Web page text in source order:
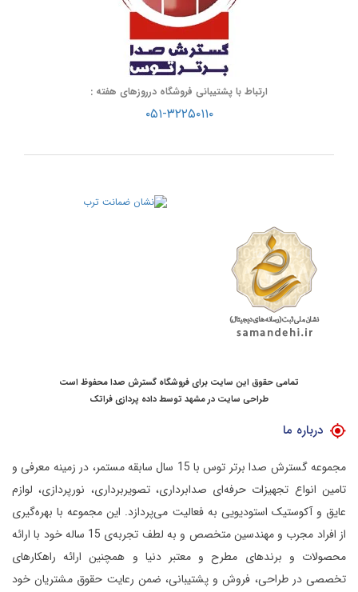
ارتباط با پشتیبانی فروشگاه درروزهای هفته :
۰۵۱-۳۲۲۵۰۱۱۰
تمامی حقوق این سایت برای فروشگاه گسترش صدا محفوظ است
طراحی سایت در مشهد توسطداده پردازی فراتک
درباره ما
مجموعه گسترش صدا برتر توس با 15 سال سابقه مستمر، در زمینه معرفی و
تامین انواع تجهیزات حرفه‌ای صدابرداری، تصویربرداری، نورپردازی، لوازم
عایق و آکوستیک استودیویی به فعالیت می‌پردازد. این مجموعه با بهره‌گیری
از افراد مجرب و مهندسین متخصص و به لطف تجربه‌ی 15 ساله خود با ارائه
محصولات و برندهای مطرح و معتبر دنیا و همچنین ارائه راهکارهای
تخصصی در طراحی، فروش و پشتیبانی، ضمن رعایت حقوق مشتریان خود